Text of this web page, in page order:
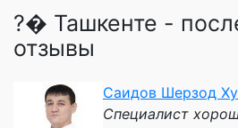
?� Ташкенте -
отзывы
Саидов Шерзод
Специалист